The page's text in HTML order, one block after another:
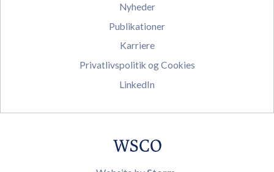
Nyheder
Publikationer
Karriere
Privatlivspolitik og Cookies
LinkedIn